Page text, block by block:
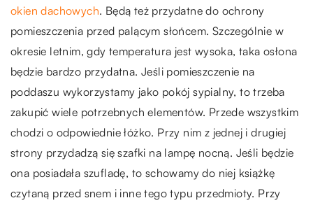
okien dachowych. Będą też przydatne do ochrony
pomieszczenia przed palącym słońcem. Szczególnie w
okresie letnim, gdy temperatura jest wysoka, taka osłona
będzie bardzo przydatna. Jeśli pomieszczenie na
poddaszu wykorzystamy jako pokój sypialny, to trzeba
zakupić wiele potrzebnych elementów. Przede wszystkim
chodzi o odpowiednie łóżko. Przy nim z jednej i drugiej
strony przydadzą się szafki na lampę nocną. Jeśli będzie
ona posiadała szufladę, to schowamy do niej książkę
czytaną przed snem i inne tego typu przedmioty. Przy